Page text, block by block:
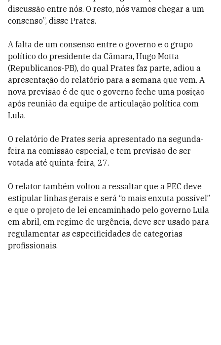
discussão entre nós. O resto, nós vamos chegar a um
consenso”, disse Prates.
A falta de um consenso entre o governo e o grupo
político do presidente da Câmara, Hugo Motta
(Republicanos-PB), do qual Prates faz parte, adiou a
apresentação do relatório para a semana que vem. A
nova previsão é de que o governo feche uma posição
após reunião da equipe de articulação política com
Lula.
O relatório de Prates seria apresentado na segunda-
feira na comissão especial, e tem previsão de ser
votada até quinta-feira, 27.
O relator também voltou a ressaltar que a PEC deve
estipular linhas gerais e será “o mais enxuta possível”
e que o projeto de lei encaminhado pelo governo Lula
em abril, em regime de urgência, deve ser usado para
regulamentar as especificidades de categorias
profissionais.